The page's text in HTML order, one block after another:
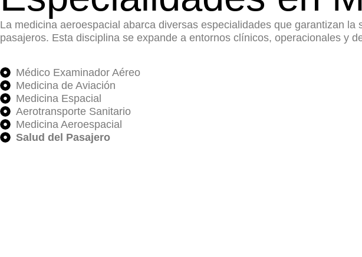
La medicina aeroespacial abarca diversas especialidades que garantizan
pasajeros. Esta disciplina se expande a entornos clínicos, operacionales y
Médico Examinador Aéreo
Medicina de Aviación
Medicina Espacial
Aerotransporte Sanitario
Medicina Aeroespacial
Salud del Pasajero